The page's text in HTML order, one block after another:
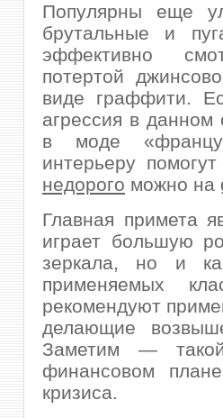
Популярны еще
брутальные и
эффективно
потертой
виде граффити.
агрессия в
в моде
интерьеру
недорого можно на
Главная примета
играет большую
зеркала, но и
применяемых
рекомендуют
делающие
Заметим —
финансовом
кризиса.